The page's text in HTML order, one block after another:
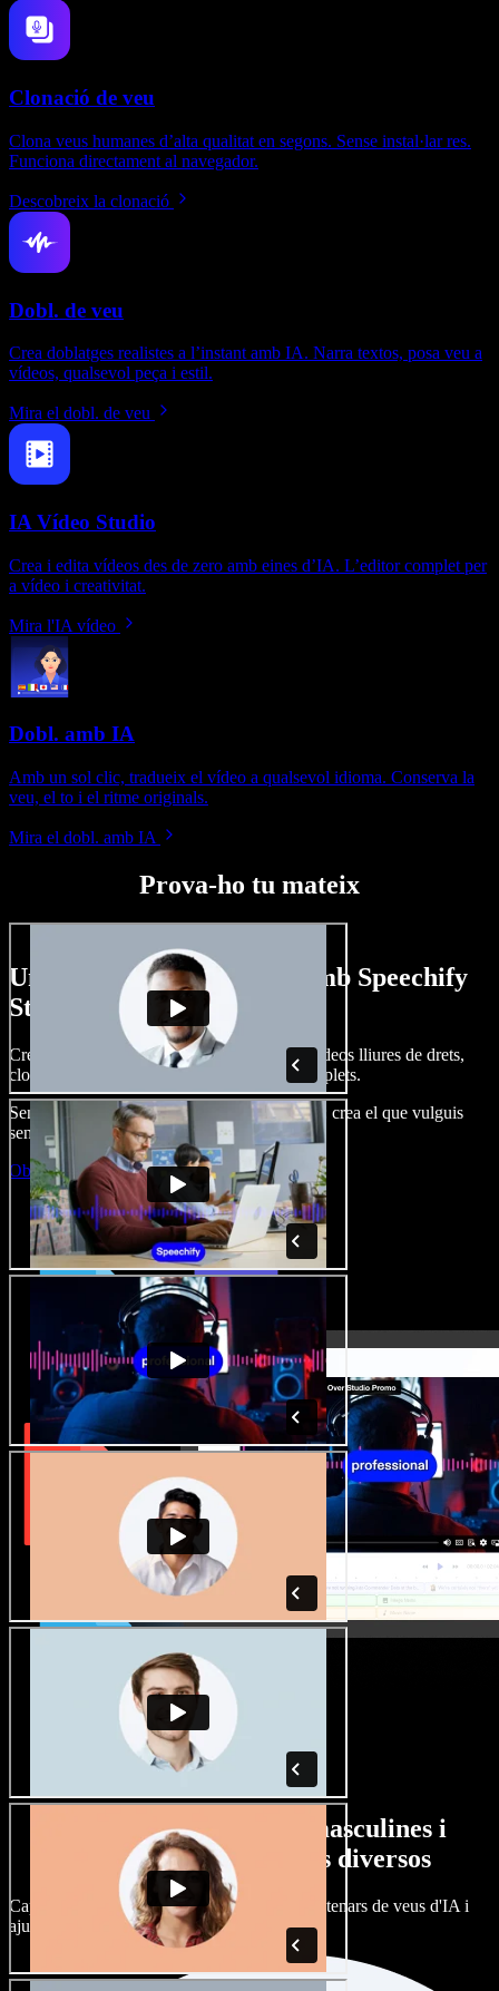
Clonació de veu
Clona veus humanes d’alta qualitat en segons. Sense instal·lar res.
Funciona directament al navegador.
Descobreix la clonació
Dobl. de veu
Crea doblatges realistes a l’instant amb IA. Narra textos, posa veu a
vídeos, qualsevol peça i estil.
Mira el dobl. de veu
IA Vídeo Studio
Crea i edita vídeos des de zero amb eines d’IA. L’editor complet per
a vídeo i creativitat.
Mira l'IA vídeo
Dobl. amb IA
Amb un sol clic, tradueix el vídeo a qualsevol idioma. Conserva la
veu, el to i el ritme originals.
Mira el dobl. amb IA
Prova-ho tu mateix
Un tastet del que pots fer amb Speechify
Studio.
Crea dobl. de veu, afegeix imatges, àudio, vídeos lliures de drets,
clona veus i munta projectes multimèdia complets.
Sense corba d’aprenentatge, tot al navegador: crea el que vulguis
sense els límits de sempre.
Obre l'Studio
Gran varietat de veus masculines i
femenines amb accents diversos
Cap projecte ha de sonar igual. Tria entre centenars de veus d'IA i
ajusta'n l’accent.